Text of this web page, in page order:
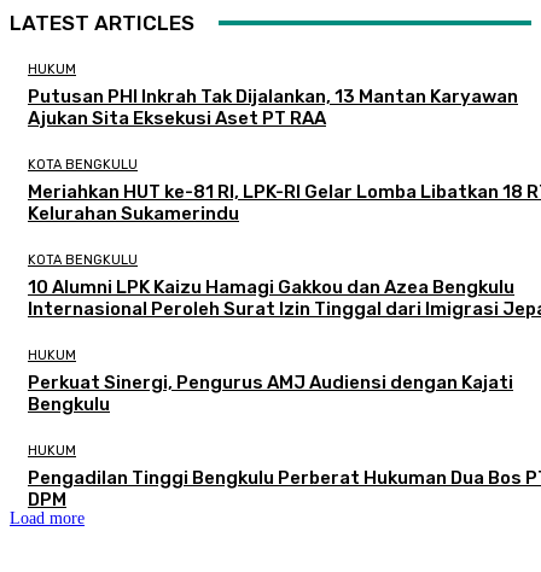
LATEST ARTICLES
HUKUM
Putusan PHI Inkrah Tak Dijalankan, 13 Mantan Karyawan
Ajukan Sita Eksekusi Aset PT RAA
KOTA BENGKULU
Meriahkan HUT ke-81 RI, LPK-RI Gelar Lomba Libatkan 18
Kelurahan Sukamerindu
KOTA BENGKULU
‎10 Alumni LPK Kaizu Hamagi Gakkou dan Azea Bengkulu
Internasional Peroleh Surat Izin Tinggal dari Imigrasi
HUKUM
Perkuat Sinergi, Pengurus AMJ Audiensi dengan Kajati
Bengkulu
HUKUM
Pengadilan Tinggi Bengkulu Perberat Hukuman Dua Bos
DPM
Load more